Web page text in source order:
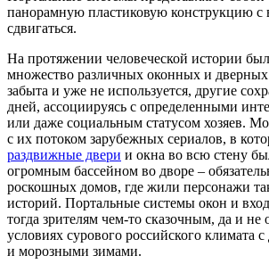
панорамную пластиковую конструкцию с
сдвигаться.
На протяжении человеческой истории
множество различных оконных и дверных
забыта и уже не используется, другие
дней, ассоциируясь с определенными
или даже социальным статусом хозяев.
с их потоком зарубежных сериалов, в
раздвижные двери и окна во всю стену
огромным бассейном во дворе –
роскошных домов, где жили персонажи
историй. Портальные системы окон и
тогда зрителям чем-то сказочным, да и
условиях сурового российского климата
и морозными зимами.